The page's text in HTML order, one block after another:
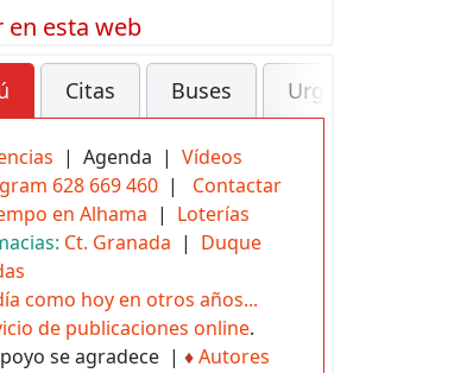
en esta web
Citas Buses Urgencias
| Agenda | Vídeos
628 669 460 | Contactar
en Alhama | Loterías
Ct. Granada | Duque
como hoy en otros años...
de publicaciones online.
se agradece | ♦Autores